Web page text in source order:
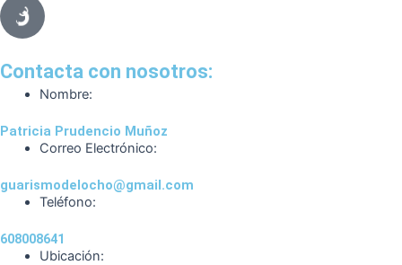
e
o
o
g
m
Contacta con nosotros:
Nombre:
Patricia Prudencio Muñoz
Correo Electrónico:
guarismodelocho@gmail.com
Teléfono:
608008641
Ubicación: